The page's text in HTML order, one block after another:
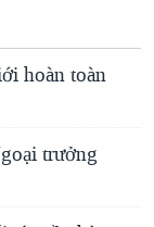
hoàn toàn
trưởng